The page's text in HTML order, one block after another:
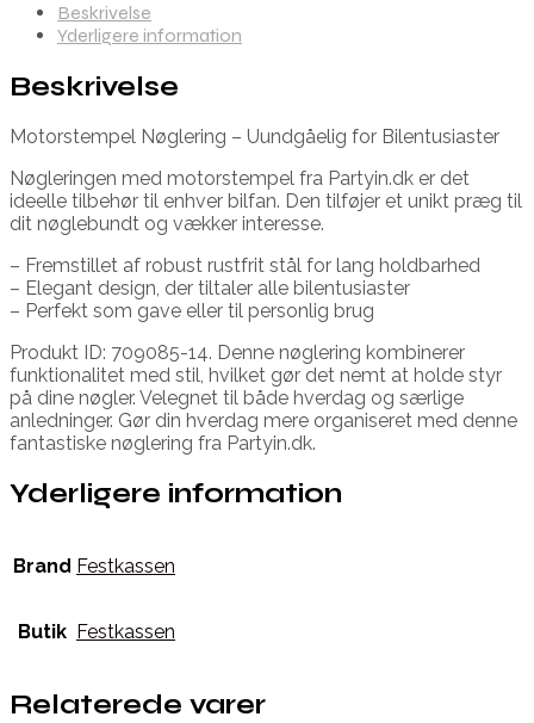
Beskrivelse
Yderligere information
Beskrivelse
Motorstempel Nøglering – Uundgåelig for Bilentusiaster
Nøgleringen med motorstempel fra Partyin.dk er det
ideelle tilbehør til enhver bilfan. Den tilføjer et unikt præg til
dit nøglebundt og vækker interesse.
– Fremstillet af robust rustfrit stål for lang holdbarhed
– Elegant design, der tiltaler alle bilentusiaster
– Perfekt som gave eller til personlig brug
Produkt ID: 709085-14. Denne nøglering kombinerer
funktionalitet med stil, hvilket gør det nemt at holde styr
på dine nøgler. Velegnet til både hverdag og særlige
anledninger. Gør din hverdag mere organiseret med denne
fantastiske nøglering fra Partyin.dk.
Yderligere information
Brand Festkassen
Butik Festkassen
Relaterede varer